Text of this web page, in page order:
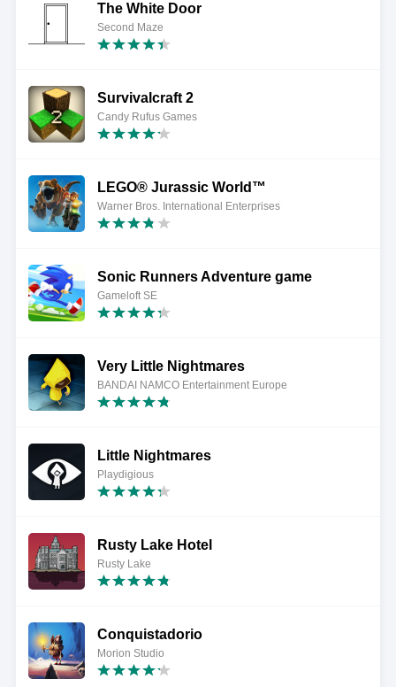
The White Door
Second Maze
Survivalcraft 2
Candy Rufus Games
LEGO® Jurassic World™
Warner Bros. International Enterprises
Sonic Runners Adventure game
Gameloft SE
Very Little Nightmares
BANDAI NAMCO Entertainment Europe
Little Nightmares
Playdigious
Rusty Lake Hotel
Rusty Lake
Conquistadorio
Morion Studio